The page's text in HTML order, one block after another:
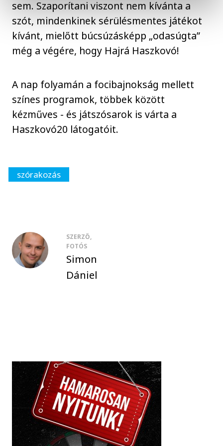
sem. Szaporítani viszont nem kívánta a
szót, mindenkinek sérülésmentes játékot
kívánt, mielőtt búcsúzásképp „odasúgta”
még a végére, hogy Hajrá Haszkovó!
A nap folyamán a focibajnokság mellett
színes programok, többek között
kézműves - és játszósarok is várta a
Haszkovó20 látogatóit.
szórakozás
SZERZŐ,
FOTÓS
Simon
Dániel